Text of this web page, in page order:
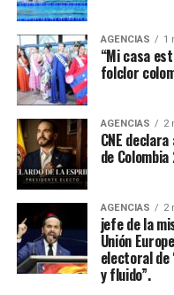
AGENCIAS 1
“Mi casa
folclor
AGENCIAS 2
CNE
de
AGENCIAS 2
jefe de la
Unión
electoral
y fluido”.